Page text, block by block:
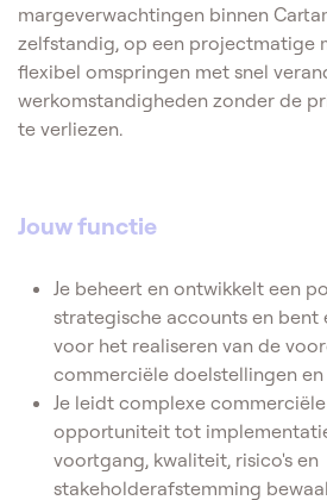
margeverwachtingen binnen
zelfstandig, op een projectmatige
flexibel omspringen met snel
werkomstandigheden zonder de
te verliezen.
Jouw functie
Je beheert en ontwikkelt een
strategische accounts en
voor het realiseren van de
commerciële doelstellingen en
Je leidt complexe
opportuniteit tot
voortgang, kwaliteit, risico's en
stakeholderafstemming